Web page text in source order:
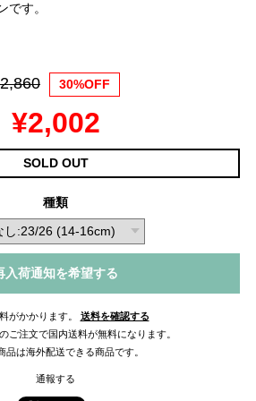
です。
30%OFF
¥2,002
SOLD OUT
種類
入荷通知を希望する
がかかります。
送料を確認する
ご注文で国内送料が無料になります。
品は海外配送できる商品です。
通報する